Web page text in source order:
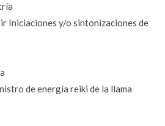
Iniciaciones y/o sintonizaciones de
de energía reiki de la llama